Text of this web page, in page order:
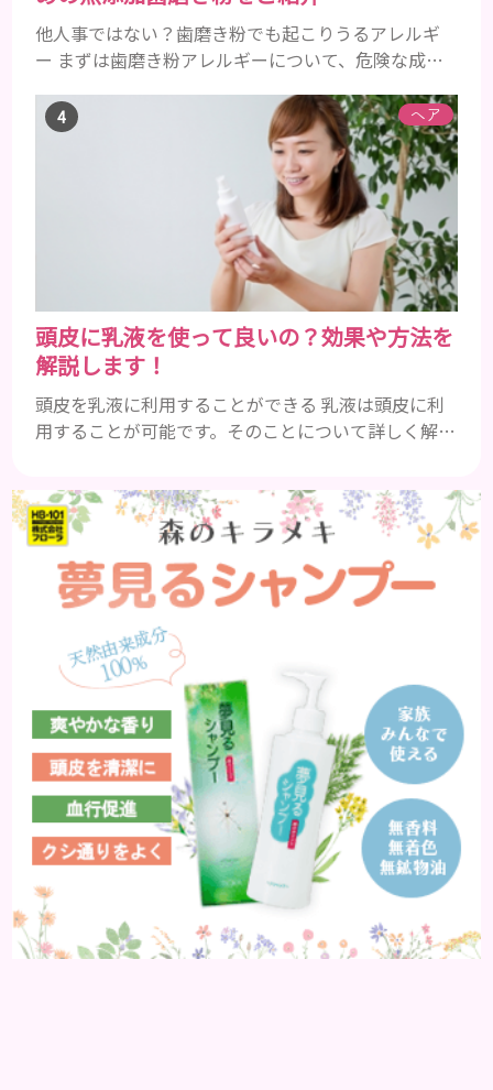
他人事ではない？歯磨き粉でも起こりうるアレルギ
ー まずは歯磨き粉アレルギーについて、危険な成分
まれるアレルギーを起こすおそれのある成分 まず、
普段お使いの歯磨き粉に含まれているどの成分にア
レルギーを引き起こすおそれがあるのかを説明しま
すね。 •フッ素･･･歯の表面のエナメルを守り強くし
たり、虫歯と防ぐ働きを持つ成分 •香味料 ･･･歯磨き
ヘア
頭皮に乳液を使って良いの？効果や方法を
解説します！
頭皮を乳液に利用することができる 乳液は頭皮に利
用することが可能です。そのことについて詳しく解説
まれた化粧品 乳液とは水分と油分がバランスよく配
合されている化粧品のことです。 化粧水はその成分
のほとんどが水分ですが、乳液には油分が含まれて
いる点が違いといえます。 また、乳液との違いが曖
昧なものとしてローションがあり、ローションにも油
分が豊富に含まれて...